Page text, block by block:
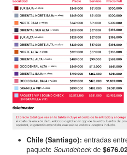
Chile (Santiago): entradas
paquete Soundcheck de